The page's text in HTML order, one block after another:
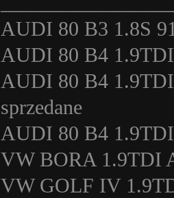
AUDI 80 B3 1.8S
AUDI 80 B4
AUDI 80 B4 1.9TDI
sprzedane
AUDI 80 B4
VW BORA 1.9TDI
VW GOLF IV